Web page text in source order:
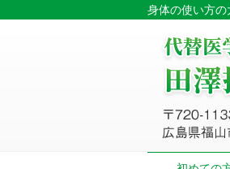
身体の使い方